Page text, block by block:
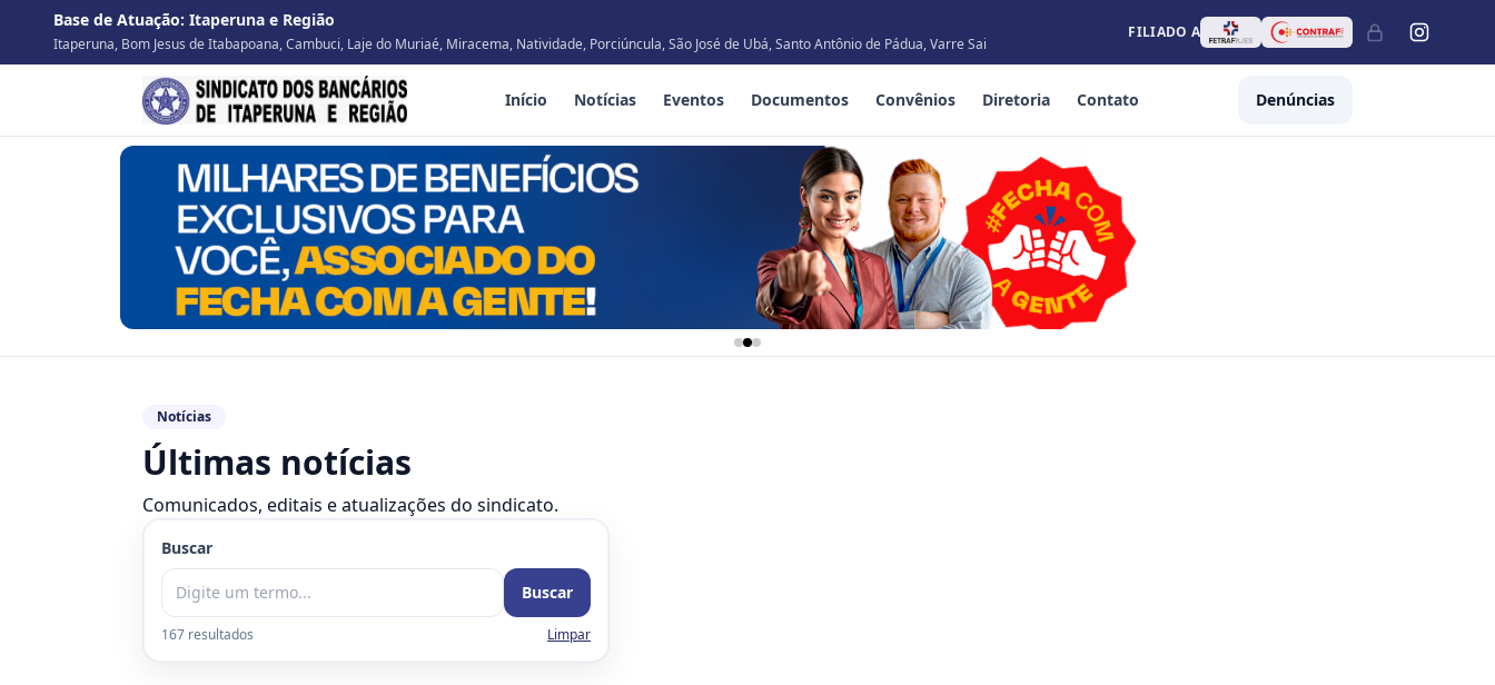
Base de Atuação: Itaperuna e Região
Itaperuna, Bom Jesus de Itabapoana, Cambuci, Laje do Muriaé, Miracema, Natividade, Porciúncula, São José de Ubá, Santo Antônio de Pádua, Varre Sai
FILIADO A
Início Notícias Eventos Documentos Convênios Diretoria Contato Denúncias
Notícias
Últimas notícias
Comunicados, editais e atualizações do sindicato.
Buscar
Buscar
167 resultados Limpar